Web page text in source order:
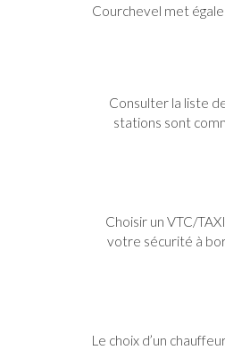
Courchevel met
Consulter la liste
stations sont
Choisir un VTC/
votre sécurité à
Le choix d’un